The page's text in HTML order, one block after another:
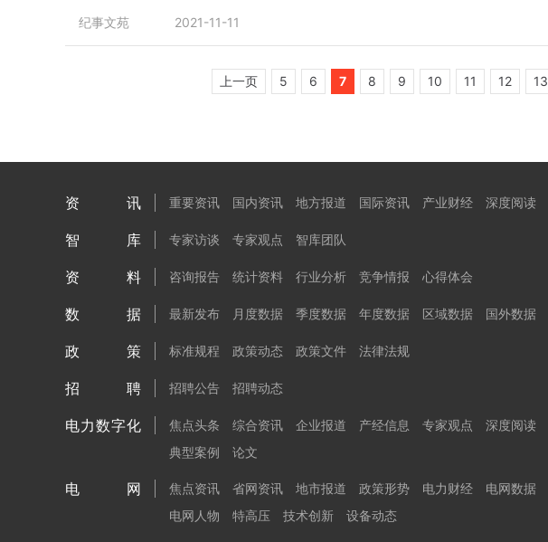
纪事文苑 2021-11-11
上一页 5 6 7 8 9 10 11 12 13
资讯 重要资讯 国内资讯 地方报道 国际资讯 产业财经 深度阅读
智库 专家访谈 专家观点 智库团队
资料 咨询报告 统计资料 行业分析 竞争情报 心得体会
数据 最新发布 月度数据 季度数据 年度数据 区域数据 国外数据
政策 标准规程 政策动态 政策文件 法律法规
招聘 招聘公告 招聘动态
电力数字化 焦点头条 综合资讯 企业报道 产经信息 专家观点 深度阅读
典型案例
论文
电网 焦点资讯 省网资讯 地市报道 政策形势 电力财经 电网数据
电网人物
特高压 技术创新 设备动态